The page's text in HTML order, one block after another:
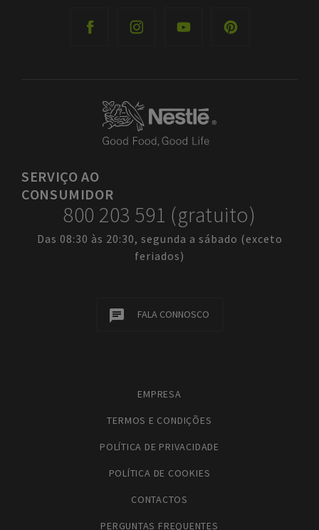
SERVIÇOAO
CONSUMIDOR
800 203 591 (gratuito)
Das 08:30 às 20:30, segunda a sábado (exceto
feriados)
FALA CONNOSCO
EMPRESA
TERMOS E CONDIÇÕES
POLÍTICA DE PRIVACIDADE
POLÍTICA DE COOKIES
CONTACTOS
PERGUNTAS FREQUENTES